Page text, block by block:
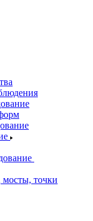
мосты, точки